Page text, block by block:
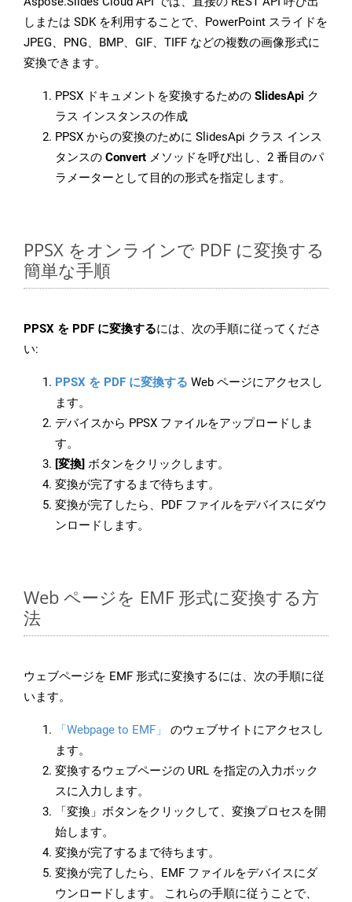
しまたは SDK を利用することで、PowerPoint スライドを
JPEG、PNG、BMP、GIF、TIFF などの複数の画像形式に
変換できます。
PPSX ドキュメントを変換するための SlidesApi ク
ラス インスタンスの作成
PPSX からの変換のために SlidesApi クラス インス
タンスの Convert メソッドを呼び出し、2 番目のパ
ラメーターとして目的の形式を指定します。
PPSX をオンラインで PDF に変換する
簡単な手順
PPSX を PDF に変換するには、次の手順に従ってくださ
い:
PPSX を PDF に変換する Web ページにアクセスし
ます。
デバイスから PPSX ファイルをアップロードしま
す。
[変換] ボタンをクリックします。
変換が完了するまで待ちます。
変換が完了したら、PDF ファイルをデバイスにダウ
ンロードします。
Web ページを EMF 形式に変換する方
法
ウェブページを EMF 形式に変換するには、次の手順に従
います。
「Webpage to EMF」
のウェブサイトにアクセスし
ます。
変換するウェブページの URL を指定の入力ボック
スに入力します。
「変換」ボタンをクリックして、変換プロセスを開
始します。
変換が完了するまで待ちます。
変換が完了したら、EMF ファイルをデバイスにダ
ウンロードします。 これらの手順に従うことで、